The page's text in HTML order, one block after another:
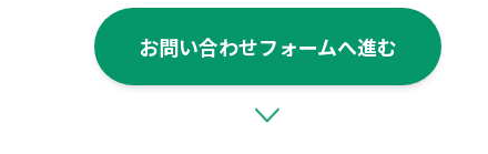
お問い合わせフォームへ進む